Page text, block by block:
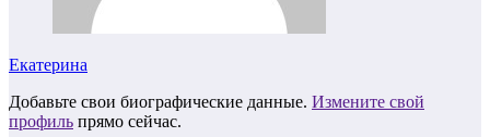
Екатерина
Добавьте свои биографические данные. Измените свой
профиль прямо сейчас.